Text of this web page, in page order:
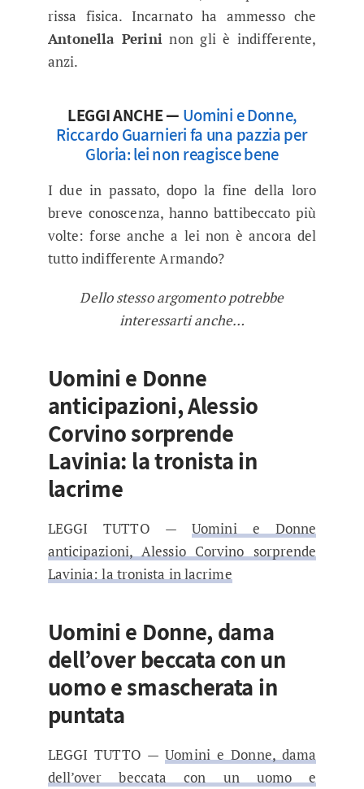
rissa fisica. Incarnato ha ammesso che
Antonella Perininon gli è indifferente,
anzi.
LEGGI ANCHE — Uomini e Donne,
Riccardo Guarnieri fa una pazzia per
Gloria: lei non reagisce bene
I due in passato, dopo la fine della loro
breve conoscenza, hanno battibeccato più
volte: forse anche a lei non è ancora del
tutto indifferente Armando?
Dello stesso argomento potrebbe
interessarti anche…
Uomini e Donne
anticipazioni, Alessio
Corvino sorprende
Lavinia: la tronista in
lacrime
LEGGI TUTTO —Uomini e Donne
anticipazioni, Alessio Corvino sorprende
Lavinia: la tronista in lacrime
Uomini e Donne, dama
dell’over beccata con un
uomo e smascherata in
puntata
LEGGI TUTTO —Uomini e Donne, dama
dell’over beccata con un uomo e